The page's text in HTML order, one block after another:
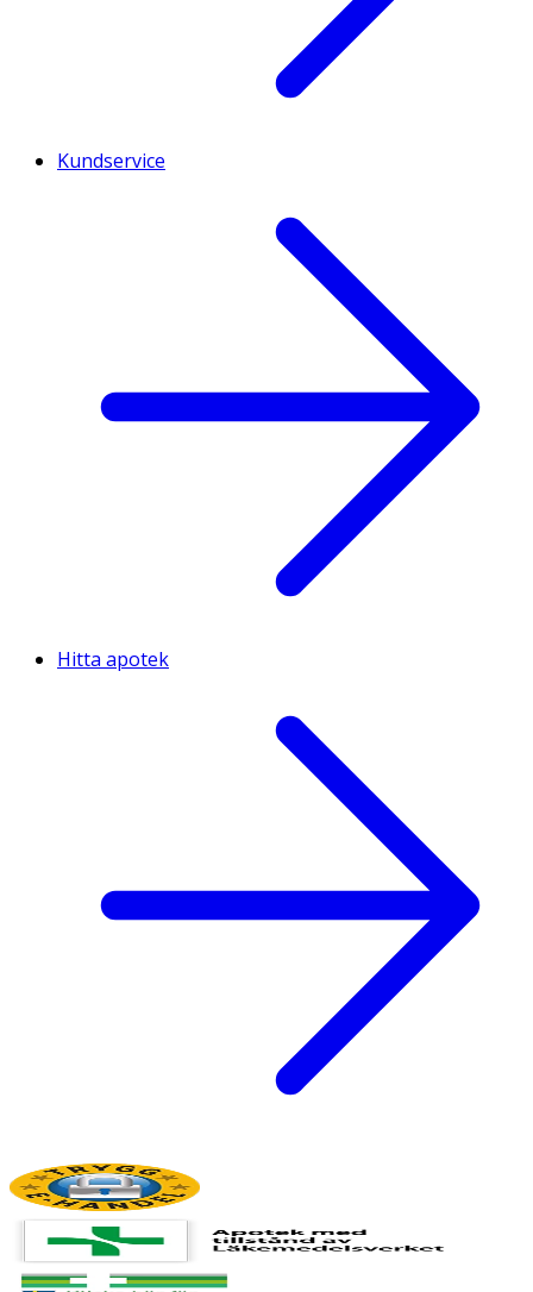
Kundservice
Hitta apotek